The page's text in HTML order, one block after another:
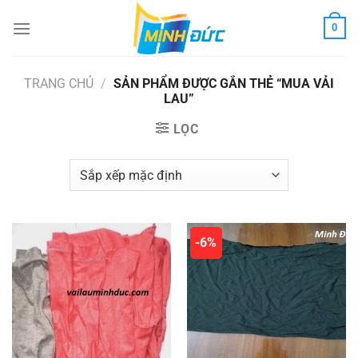
đến
0
TRANG CHỦ / SẢN PHẨM ĐƯỢC GẮN THẺ “MUA VẢI
LAU”
LỌC
-6%